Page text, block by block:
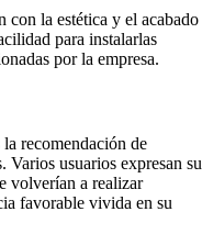
con la estética y el acabado
para instalarlas
por la empresa.
recomendación de
Varios usuarios expresan su
volverían a realizar
favorable vivida en su